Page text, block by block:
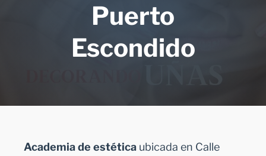
Puerto
Escondido
Academia de estética ubicada en Calle